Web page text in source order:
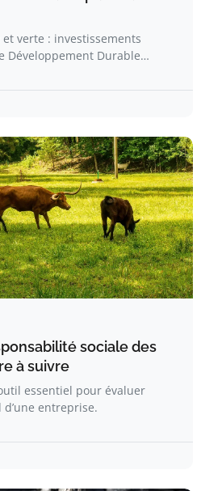
et verte : investissements
Développement Durable…
sociale des
à suivre
essentiel pour évaluer
entreprise.